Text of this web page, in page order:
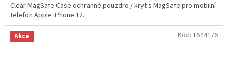
Clear MagSafe Case ochranné pouzdro / kryt s MagSafe pro mobilní
telefon Apple iPhone 12.
Akce Kód: 1644176